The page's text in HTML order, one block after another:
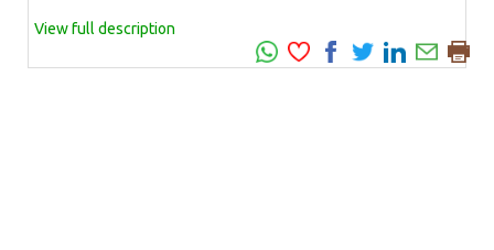
View full description